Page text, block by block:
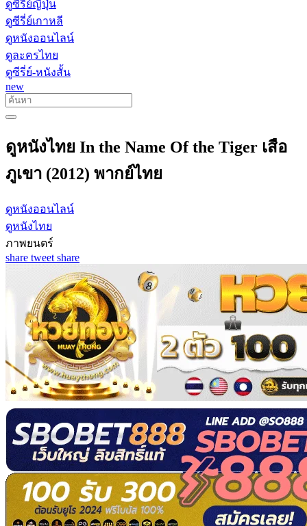
ดูซีรี่ย์ญี่ปุ่น
ดูซีรี่ย์เกาหลี
ดูหนังออนไลน์
ดูละครไทย
ดูซีรี่ย์-หนังสั้น
new
ดูหนังไทย In the Name Of the Tiger เสือ
ภูเขา (2012) พากย์ไทย
ดูหนังออนไลน์
ดูหนังไทย
ภาพยนตร์
share tweet share